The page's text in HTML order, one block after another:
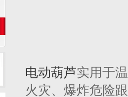
电动葫芦实用于
火灾、爆炸危险